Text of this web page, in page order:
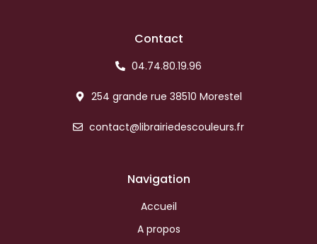
Contact
04.74.80.19.96
254 grande rue 38510 Morestel
contact@librairiedescouleurs.fr
Navigation
Accueil
A propos